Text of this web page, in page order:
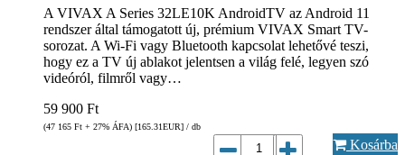
A VIVAX A Series 32LE10K AndroidTV az Android 11
rendszer által támogatott új, prémium VIVAX Smart TV-
sorozat. A Wi-Fi vagy Bluetooth kapcsolat lehetővé teszi,
hogy ez a TV új ablakot jelentsen a világ felé, legyen szó
videóról, filmről vagy…
59 900 Ft
(47 165 Ft + 27% ÁFA) [165.31EUR] / db
Kosárba